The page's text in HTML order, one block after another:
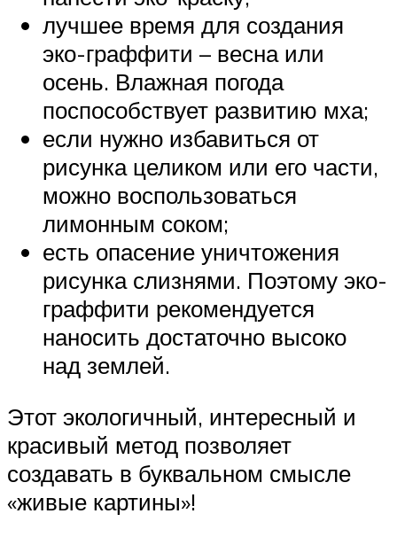
лучшее время для создания
эко-граффити – весна или
осень. Влажная погода
поспособствует развитию мха;
если нужно избавиться от
рисунка целиком или его части,
можно воспользоваться
лимонным соком;
есть опасение уничтожения
рисунка слизнями. Поэтому эко-
граффити рекомендуется
наносить достаточно высоко
над землей.
Этот экологичный, интересный и
красивый метод позволяет
создавать в буквальном смысле
«живые картины»!